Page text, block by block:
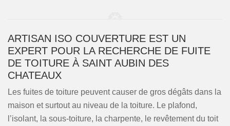
ARTISAN ISO COUVERTURE EST UN
EXPERT POUR LA RECHERCHE DE FUITE
DE TOITURE À SAINT AUBIN DES
CHATEAUX
Les fuites de toiture peuvent causer de gros dégâts dans la
maison et surtout au niveau de la toiture. Le plafond,
l’isolant, la sous-toiture, la charpente, le revêtement du toit